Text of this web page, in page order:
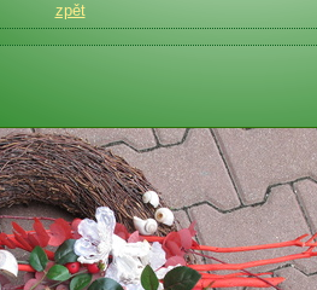
zpět